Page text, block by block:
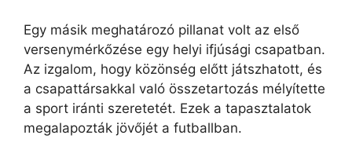
Egy másik meghatározó pillanat volt az első
versenymérkőzése egy helyi ifjúsági csapatban.
Az izgalom, hogy közönség előtt játszhatott, és
a csapattársakkal való összetartozás mélyítette
a sport iránti szeretetét. Ezek a tapasztalatok
megalapozták jövőjét a futballban.